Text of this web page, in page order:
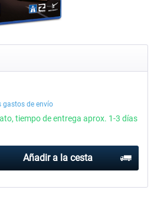
Global Rescue
gastos de envío
tiempo de entrega aprox. 1-3 días
Añadir a la cesta